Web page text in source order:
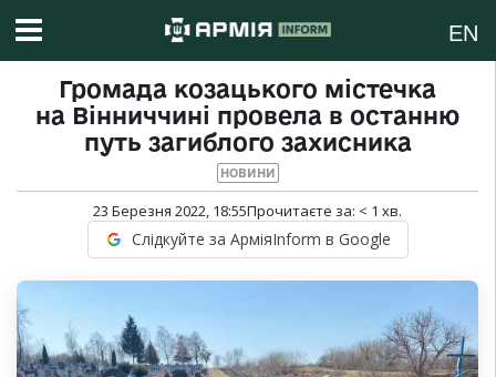
EN
Громада козацького містечка
на Вінниччині провела в останню
путь загиблого захисника
НОВИНИ
23 Березня 2022, 18:55Прочитаєте за: < 1 хв.
Слідкуйте за АрміяInform в Google